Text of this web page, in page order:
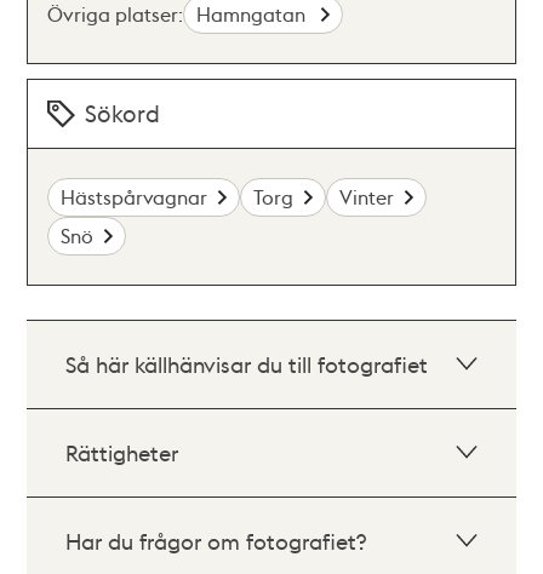
Övriga platser: Hamngatan
Sökord
Hästspårvagnar Torg
Vinter
Snö
Så här källhänvisar du till fotografiet
Rättigheter
Har du frågor om fotografiet?